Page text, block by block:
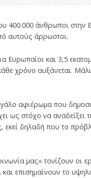
400.000 άνθρωποι
αυτούς άρρωστοι.
Ευρωπαίοι και 3,5
χρόνο αυξάνεται.
αφιέρωμα που
ως στόχο να αναδείξει
εκεί δηλαδή που το
μας» τονίζουν οι
επισημαίνουν το